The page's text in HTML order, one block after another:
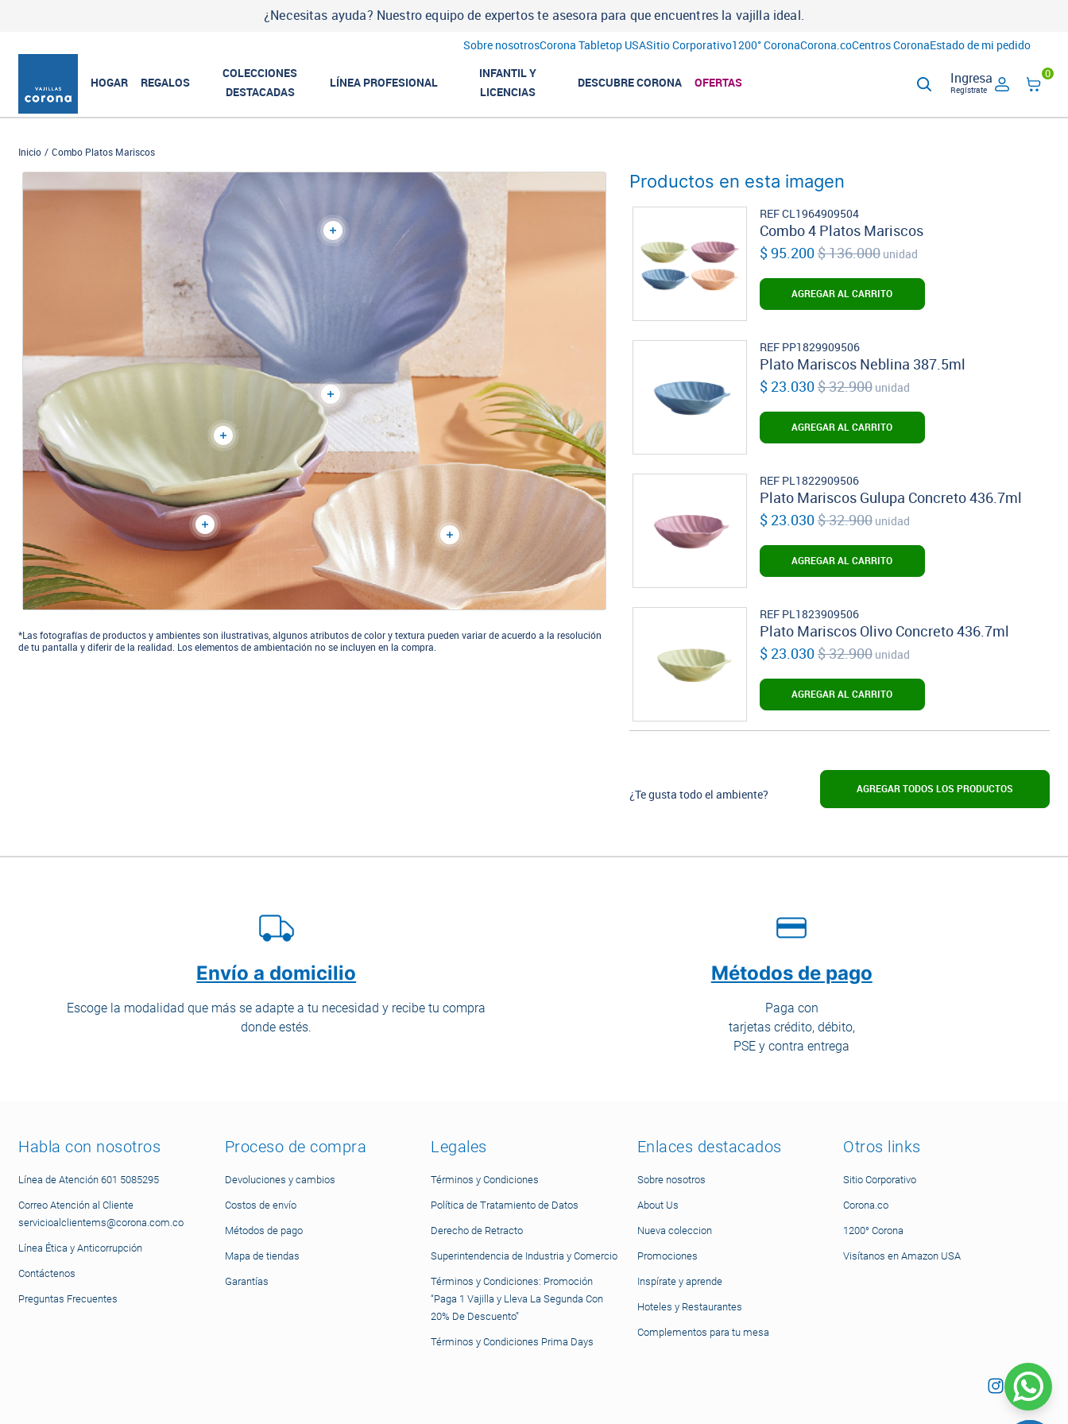
¿Necesitas ayuda? Nuestro equipo de expertos te asesora para que encuentres la vajilla ideal.
Sobre nosotrosCorona Tabletop USASitio Corporativo1200° CoronaCorona.coCentros CoronaEstado de mi pedido
HOGAR REGALOS
COLECCIONES
DESTACADAS
LÍNEA PROFESIONAL
INFANTIL Y
LICENCIAS
DESCUBRE CORONA OFERTAS Ingresa
Regístrate
0
Inicio Combo Platos Mariscos
*Las fotografías de productos y ambientes son ilustrativas, algunos atributos de color y textura pueden variar de acuerdo a la resolución
de tu pantalla y diferir de la realidad. Los elementos de ambientación no se incluyen en la compra.
Productos en esta imagen
REF CL1964909504
Combo 4 Platos Mariscos
$ 95.200$ 136.000unidad
AGREGAR AL CARRITO
REF PP1829909506
Plato Mariscos Neblina 387.5ml
$ 23.030$ 32.900unidad
AGREGAR AL CARRITO
REF PL1822909506
Plato Mariscos Gulupa Concreto 436.7ml
$ 23.030$ 32.900unidad
AGREGAR AL CARRITO
REF PL1823909506
Plato Mariscos Olivo Concreto 436.7ml
$ 23.030$ 32.900unidad
AGREGAR AL CARRITO
$ 23.030
$ 32.900unidad
¿Te gusta todo el ambiente? AGREGAR TODOS LOS PRODUCTOS
Envío a domicilio
Escoge la modalidad que más se adapte a tu necesidad y recibe tu compra
donde estés.
Métodos de pago
Paga con
tarjetas crédito, débito,
PSE y contra entrega
Habla con nosotros
Línea de Atención 601 5085295
Correo Atención al Cliente
servicioalclientems@corona.com.co
Línea Ética y Anticorrupción
Contáctenos
Preguntas Frecuentes
Proceso de compra
Devoluciones y cambios
Costos de envío
Métodos de pago
Mapa de tiendas
Garantías
Legales
Términos y Condiciones
Política de Tratamiento de Datos
Derecho de Retracto
Superintendencia de Industria y Comercio
Términos y Condiciones: Promoción
“Paga 1 Vajilla y Lleva La Segunda Con
20% De Descuento”
Términos y Condiciones Prima Days
Enlaces destacados
Sobre nosotros
About Us
Nueva coleccion
Promociones
Inspírate y aprende
Hoteles y Restaurantes
Complementos para tu mesa
Otros links
Sitio Corporativo
Corona.co
1200° Corona
Visítanos en Amazon USA